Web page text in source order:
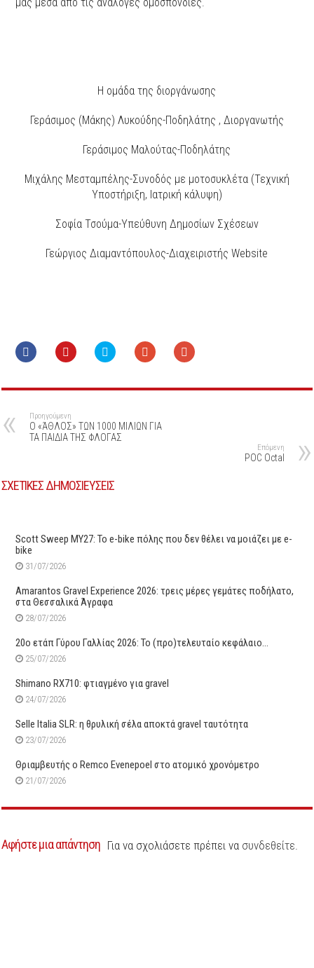
Η ομάδα της διοργάνωσης
Γεράσιμος (Μάκης) Λυκούδης-Ποδηλάτης , Διοργανωτής
Γεράσιμος Μαλούτας-Ποδηλάτης
Μιχάλης Μεσταμπέλης-Συνοδός με μοτοσυκλέτα (Τεχνική
Υποστήριξη, Ιατρική κάλυψη)
Σοφία Τσούμα-Υπεύθυνη Δημοσίων Σχέσεων
Γεώργιος Διαμαντόπουλος-Διαχειριστής Website
Προηγούμενη
Ο «ΆΘΛΟΣ» ΤΩΝ 1000 ΜΙΛΙΩΝ ΓΙΑ
ΤΑ ΠΑΙΔΙΑ ΤΗΣ ΦΛΟΓΑΣ
Επόμενη
POC Octal
ΣΧΕΤΙΚΕΣ ΔΗΜΟΣΙΕΥΣΕΙΣ
Scott Sweep MY27: Το e-bike πόλης που δεν θέλει να μοιάζει με e-
bike
31/07/2026
Amarantos Gravel Experience 2026: τρεις μέρες γεμάτες ποδήλατο,
στα Θεσσαλικά Άγραφα
28/07/2026
20ο ετάπ Γύρου Γαλλίας 2026: Το (προ)τελευταίο κεφάλαιο…
25/07/2026
Shimano RX710: φτιαγμένο για gravel
24/07/2026
Selle Italia SLR: η θρυλική σέλα αποκτά gravel ταυτότητα
23/07/2026
Θριαμβευτής ο Remco Evenepoel στο ατομικό χρονόμετρο
21/07/2026
Αφήστε μια απάντηση Για να σχολιάσετε πρέπει να συνδεθείτε